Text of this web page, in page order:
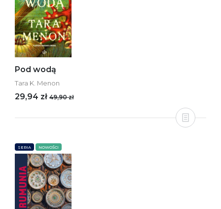
Pod wodą
Tara K. Menon
29,94 zł 49,90 zł
SERIA NOWOŚCI